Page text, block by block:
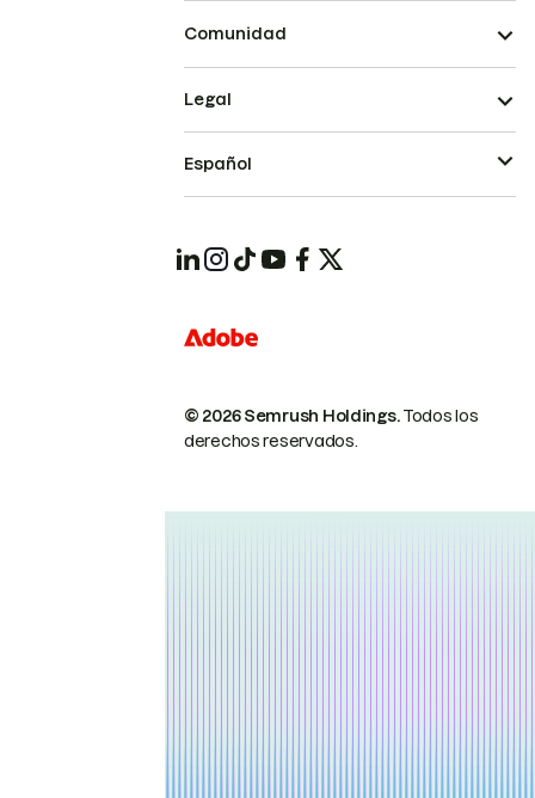
Comunidad
© 2026 Semrush Holdings.Todos los
derechos reservados.
Legal
Español